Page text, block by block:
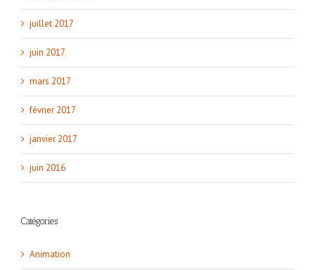
juillet 2017
juin 2017
mars 2017
février 2017
janvier 2017
juin 2016
Catégories
Animation